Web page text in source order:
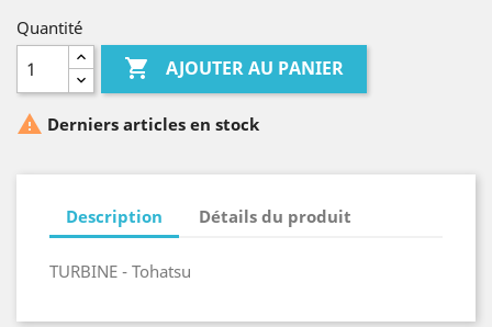
Quantité
 AJOUTER AU PANIER
 Derniers articles en stock
Description Détails du produit
TURBINE - Tohatsu